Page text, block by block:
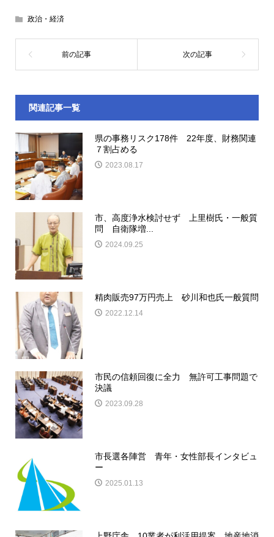
政治・経済
関連記事一覧
県の事務リスク178件 22年度、財務関連
７割占める
2023.08.17
市、高度浄水検討せず 上里樹氏・一般質
問 自衛隊増...
2024.09.25
精肉販売97万円売上 砂川和也氏一般質問
2022.12.14
市民の信頼回復に全力 無許可工事問題で
決議
2023.09.28
市長選各陣営 青年・女性部長インタビュ
ー
2025.01.13